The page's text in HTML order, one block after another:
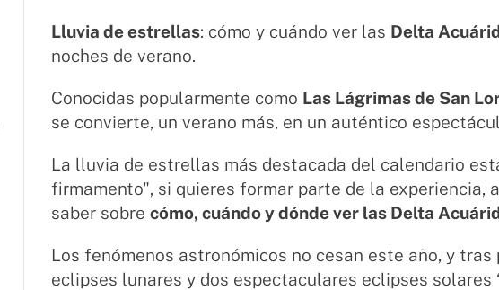
Lluvia de estrellas: cómo y cuándo ver las Delta
noches de verano.
Conocidas popularmente como Las Lágrimas de San
se convierte, un verano más, en un auténtico
La lluvia de estrellas más destacada del calendario
firmamento", si quieres formar parte de la experiencia,
saber sobrecómo, cuándo y dónde ver las Delta
Los fenómenos astronómicos no cesan este año, y
eclipses lunares y dos espectaculares eclipses solares